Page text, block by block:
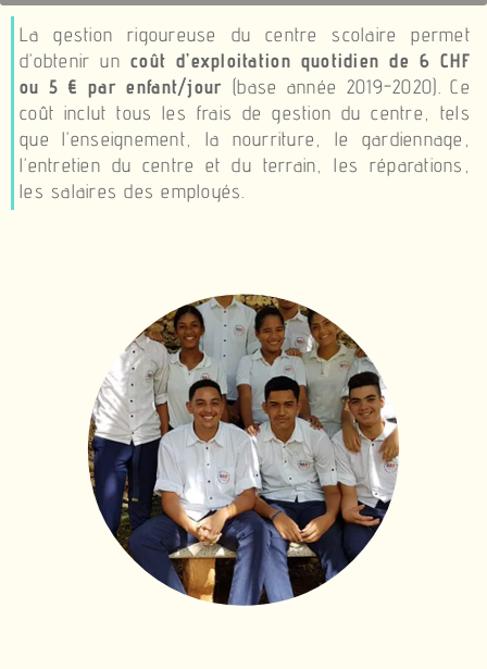
La gestion rigoureuse du centre scolaire permet
d’obtenir uncoût d’exploitation quotidien de 6 CHF
ou 5 € par enfant/jour (base année 2019-2020). Ce
coût inclut tous les frais de gestion du centre, tels
que l’enseignement, la nourriture, le gardiennage,
l’entretien du centre et du terrain, les réparations,
les salaires des employés.
brightness_1